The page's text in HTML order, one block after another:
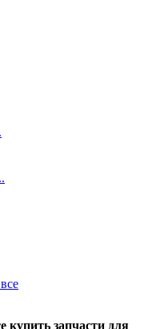
купить запчасти для